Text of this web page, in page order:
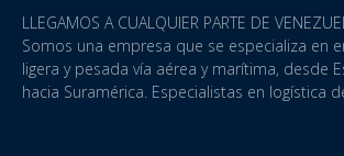
LLEGAMOS A CUALQUIER PARTE DE
Somos una empresa que se especializa en
ligera y pesada vía aérea y marítima, desde
hacia Suramérica. Especialistas en logística